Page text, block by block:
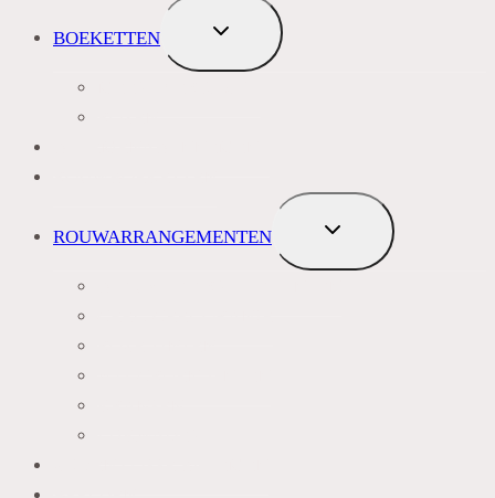
BOEKETTEN
TOGGLE
SUBMENU
ROUWARRANGEMENTEN
TOGGLE
SUBMENU